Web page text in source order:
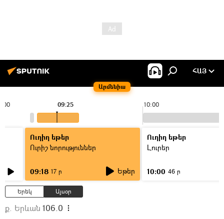
Արմենիա
ՀԱՅ
10:00
09:25
Ուղիղ եթեր
Ուրիշ նորություններ
09:18 17 ր Եթեր
Ուղիղ եթեր
Լուրեր
10:00 46 ր
Երեկ Այսօր
ք. Երևան 106.0